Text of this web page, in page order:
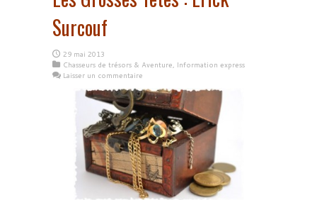
Surcouf
29 mai 2013
Chasseurs de trésors & Aventure, Information express
Laisser un commentaire